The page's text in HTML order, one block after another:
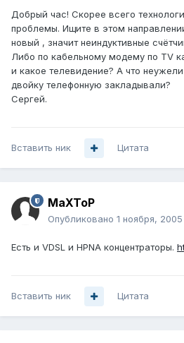
Добрый час! Скорее всего
проблемы. Ищите в этом
новый , значит неиндуктивные
Либо по кабельному модему по TV
и какое телевидение? А что
двойку телефонную закладывали?
Сергей.
Вставить ник Цитата
MaXToP
Опубликовано 1 ноября, 2005
Есть и VDSL и HPNA концентраторы.
Вставить ник Цитата